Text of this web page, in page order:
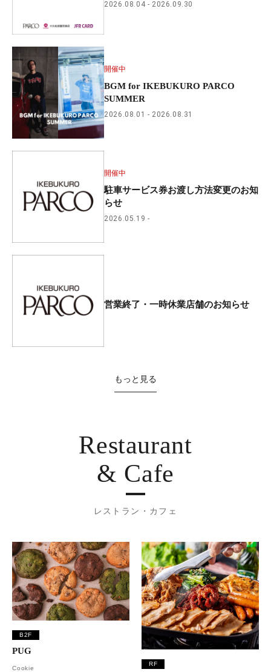
2026.08.04 2026.09.30
開催中
BGM for IKEBUKURO PARCO
SUMMER
2026.08.01 2026.08.31
開催中
駐車サービス券お渡し方法変更のお知
らせ
2026.05.19
営業終了・一時休業店舗のお知らせ
もっと見る
Restaurant
& Cafe
レストラン・カフェ
B2F
PUG
Cookie
RF